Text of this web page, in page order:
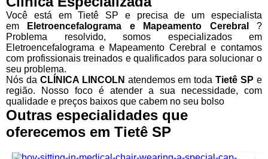
Você está em Tietê SP e precisa de um especialista
em Eletroencefalograma e Mapeamento Cerebral
?
Problema resolvido, somos especializados em
Eletroencefalograma e Mapeamento Cerebral e contamos
com profissionais treinados e qualificados para solucionar o
seu problema.
Nós da CLÍNICA LINCOLN atendemos em todaTietê SP e
região. Nosso foco é atender a sua necessidade, com
qualidade e preços baixos que cabem no seu bolso
Outras especialidades que
oferecemos em Tietê SP